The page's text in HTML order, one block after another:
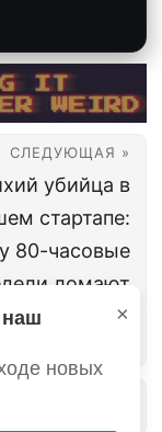
×
новых
СЛЕДУЮЩАЯ »
убийца в
стартапе:
80-часовые
ломают